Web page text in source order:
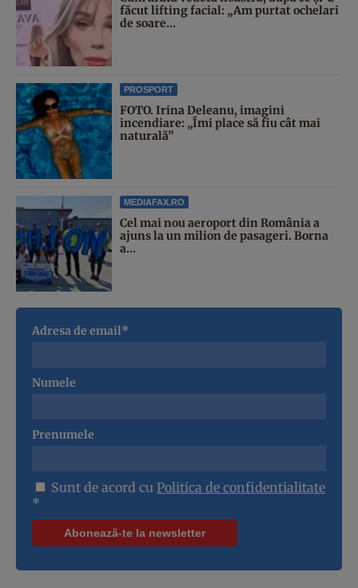
făcut lifting facial: „Am purtat ochelari
de soare...
PROSPORT
FOTO. Irina Deleanu, imagini
incendiare: „Îmi place să fiu cât mai
naturală”
MEDIAFAX.RO
Cel mai nou aeroport din România a
ajuns la un milion de pasageri. Borna
a...
Adresa de email*
Numele
Prenumele
Sunt de acord cu Politica de confidentialitate
*